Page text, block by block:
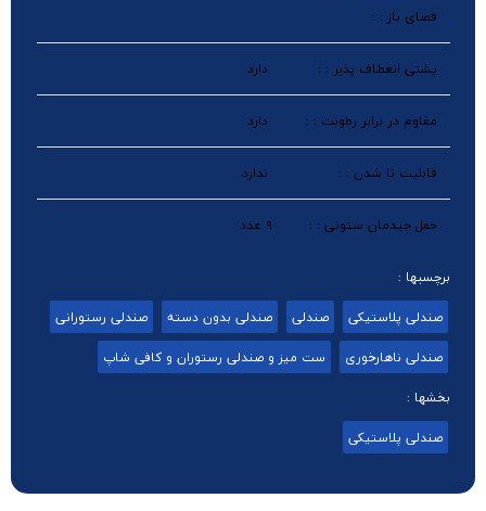
فضای باز : :
پشتی انعطاف پذیر : : دارد
مقاوم در برابر رطوبت : : دارد
قابلیت تا شدن : : ندارد
حمل چیدمان ستونی : : 9 عدد
برچسبها :
صندلی پلاستیکی
صندلی صندلی بدون دسته
صندلی رستورانی
صندلی ناهارخوری
ست میز و صندلی رستوران و کافی شاپ
بخشها :
صندلی پلاستیکی